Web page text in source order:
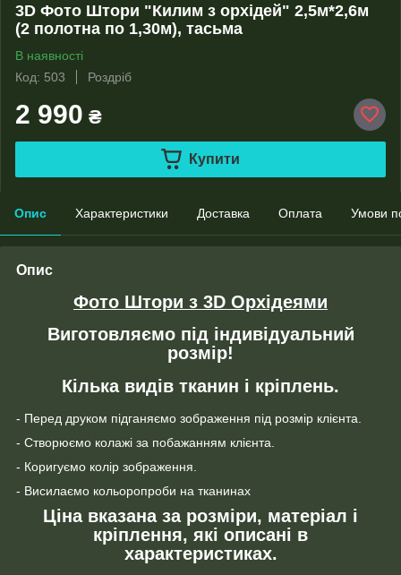
3D Фото Штори "Килим з орхідей" 2,5м*2,6м
(2 полотна по 1,30м), тасьма
В наявності
Код: 503
Роздріб
2 990 ₴
Купити
Опис Характеристики Доставка Оплата Умови
Опис
Фото Штори з 3D Орхідеями
Виготовляємо під індивідуальний
розмір!
Кілька видів тканин і кріплень.
- Перед друком підганяємо зображення під розмір клієнта.
- Створюємо колажі за побажанням клієнта.
- Коригуємо колір зображення.
- Висилаємо кольоропроби на тканинах
Ціна вказана за розміри, матеріал і
кріплення, які описані в
характеристиках.